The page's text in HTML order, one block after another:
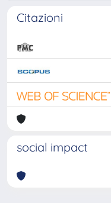
Citazioni
social impact